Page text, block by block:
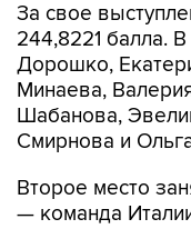
За свое
244,8221 балла.
Дорошко,
Минаева,
Шабанова,
Смирнова и
Второе место
— команда